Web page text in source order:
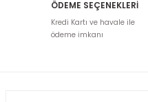
Ürün resmi kalitesiz, bozuk
Ürün açıklamasında eksik
ÖDEME SEÇENEKLERİ
Kredi Kartı ve havale ile
ödeme imkanı